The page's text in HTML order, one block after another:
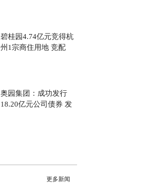
碧桂园4.74亿元竞得杭
州1宗商住用地 竞配
奥园集团：成功发行
18.20亿元公司债券 发
更多新闻